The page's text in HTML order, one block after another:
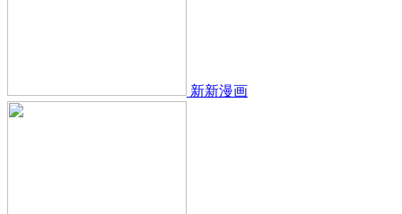
新新漫画